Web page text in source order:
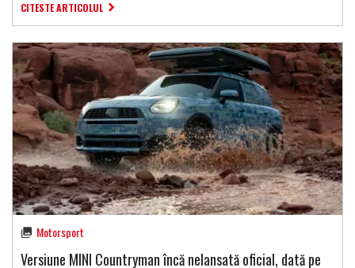
CITESTE ARTICOLUL
Motorsport
Versiune MINI Countryman încă nelansată oficial, dată pe